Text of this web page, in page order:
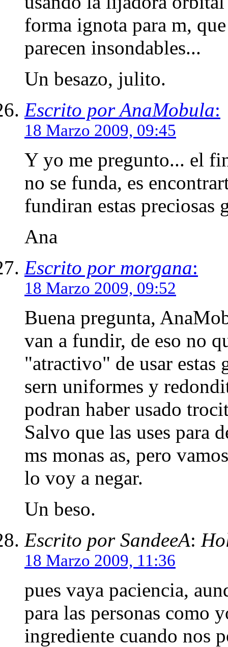
forma ignota para m,
parecen insondables...
Un besazo, julito.
Escrito por AnaMobula:
18 Marzo 2009, 09:45
Y yo me pregunto... el
no se funda, es
fundiran estas preciosas
Ana
Escrito por morgana:
18 Marzo 2009, 09:52
Buena pregunta,
van a fundir, de eso no
"atractivo" de usar estas
sern uniformes y
podran haber usado
Salvo que las uses para
ms monas as, pero
lo voy a negar.
Un beso.
Escrito por SandeeA:
18 Marzo 2009, 11:36
pues vaya paciencia,
para las personas como
ingrediente cuando nos